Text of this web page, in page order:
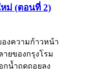
ม่ (ตอนที่ 2)
งความก้าวหน้า
ยของกรุงโรม
กน้ำถดถอยลง